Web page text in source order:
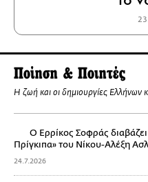
Ποίηση & Ποιητές
Η ζωή και οι δημιουργίες Ελλήνων
Ο Ερρίκος Σοφράς
Πρίγκιπα» του Νίκoυ-Αλέξη
24.7.2026